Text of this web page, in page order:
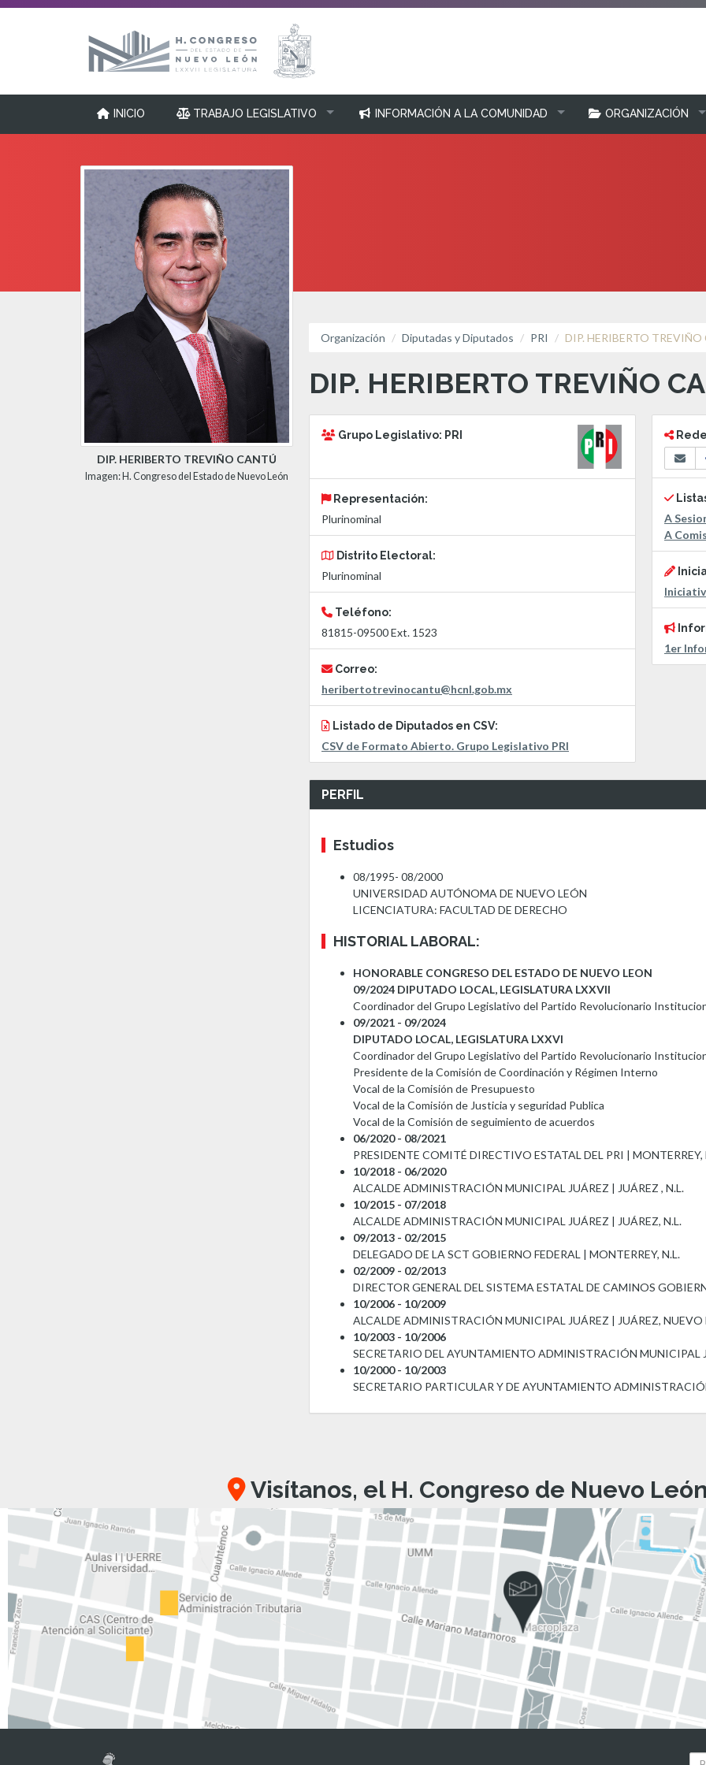
INICIO TRABAJO LEGISLATIVO INFORMACIÓN A LA COMUNIDAD ORGANIZACIÓN
DIP. HERIBERTO TREVIÑO CANTÚ
Imagen: H. Congreso del Estado de Nuevo León
Organización Diputadas y Diputados PRI DIP. HERIBERTO TREVIÑO
DIP. HERIBERTO TREVIÑO
Grupo Legislativo: PRI
Representación:
Plurinominal
Distrito Electoral:
Plurinominal
Teléfono:
81815-09500 Ext. 1523
Correo:
heribertotrevinocantu@hcnl.gob.mx
Listado de Diputados en CSV:
CSV de Formato Abierto. Grupo Legislativo PRI
A
A
1er
PERFIL
Estudios
08/1995- 08/2000
UNIVERSIDAD AUTÓNOMA DE NUEVO LEÓN
LICENCIATURA: FACULTAD DE DERECHO
HISTORIAL LABORAL:
HONORABLE CONGRESO DEL ESTADO DE NUEVO LEON
09/2024 DIPUTADO LOCAL, LEGISLATURA LXXVII
Coordinador del Grupo Legislativo del Partido Revolucionario
09/2021 - 09/2024
DIPUTADO LOCAL, LEGISLATURA LXXVI
Coordinador del Grupo Legislativo del Partido Revolucionario
Presidente de la Comisión de Coordinación y Régimen Interno
Vocal de la Comisión de Presupuesto
Vocal de la Comisión de Justicia y seguridad Publica
Vocal de la Comisión de seguimiento de acuerdos
06/2020 - 08/2021
PRESIDENTE COMITÉ DIRECTIVO ESTATAL DEL PRI | MONTERREY,
10/2018 - 06/2020
ALCALDE ADMINISTRACIÓN MUNICIPAL JUÁREZ | JUÁREZ , N.L.
10/2015 - 07/2018
ALCALDE ADMINISTRACIÓN MUNICIPAL JUÁREZ | JUÁREZ, N.L.
09/2013 - 02/2015
DELEGADO DE LA SCT GOBIERNO FEDERAL | MONTERREY, N.L.
02/2009 - 02/2013
DIRECTOR GENERAL DEL SISTEMA ESTATAL DE CAMINOS
10/2006 - 10/2009
ALCALDE ADMINISTRACIÓN MUNICIPAL JUÁREZ | JUÁREZ, NUEVO
10/2003 - 10/2006
SECRETARIO DEL AYUNTAMIENTO ADMINISTRACIÓN MUNICIPAL
10/2000 - 10/2003
SECRETARIO PARTICULAR Y DE AYUNTAMIENTO
Visítanos, el H. Congreso de Nuevo